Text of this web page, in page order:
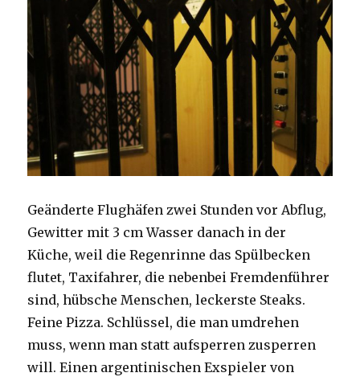
Geänderte Flughäfen zwei Stunden vor Abflug,
Gewitter mit 3 cm Wasser danach in der
Küche, weil die Regenrinne das Spülbecken
flutet, Taxifahrer, die nebenbei Fremdenführer
sind, hübsche Menschen, leckerste Steaks.
Feine Pizza. Schlüssel, die man umdrehen
muss, wenn man statt aufsperren zusperren
will. Einen argentinischen Exspieler von